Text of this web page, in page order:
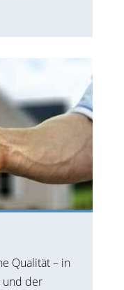
Qualität – in
und der